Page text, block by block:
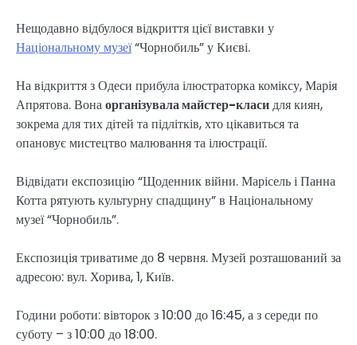
Нещодавно відбулося відкриття цієї виставки у
Національному музеї“Чорнобиль” у Києві.
На відкриття з Одеси прибула ілюстраторка коміксу, Марія
Апрятова. Вонаорганізувала майстер-класидля киян,
зокрема для тих дітей та підлітків, хто цікавиться та
опановує мистецтво малювання та ілюстрації.
Відвідати експозицію “Щоденник війни. Марісель і Панна
Котта рятують культурну спадщину” в Національному
музеї “Чорнобиль”.
Експозиція триватиме до 8 червня. Музей розташований за
адресою: вул. Хорива, 1, Київ.
Години роботи: вівторок з 10:00 до 16:45, а з середи по
суботу – з 10:00 до 18:00.